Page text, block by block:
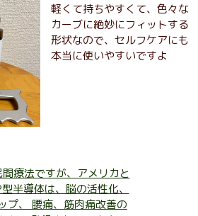
軽くて持ちやすくて、色々な
カーブに絶妙にフィットする
形状なので、セルフケアにも
本当に使いやすいですよ
療法ですが、アメリカと
半導体は、脳の活性化、
プ、 腰痛、筋肉痛改善の